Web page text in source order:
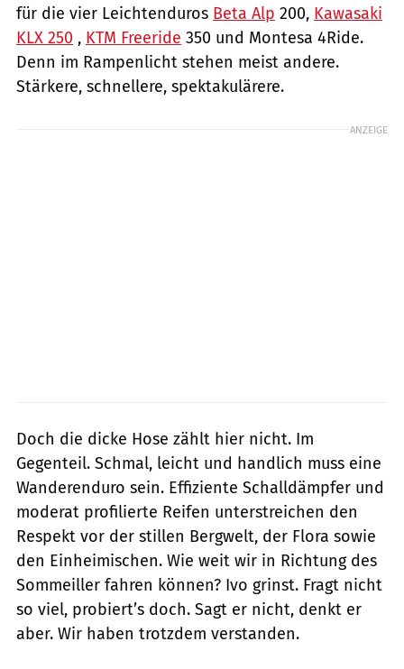
für die vier Leichtenduros Beta Alp 200, Kawasaki
KLX 250 , KTM Freeride 350 und Montesa 4Ride.
Denn im Rampenlicht stehen meist andere.
Stärkere, schnellere, spektakulärere.
ANZEIGE
Doch die dicke Hose zählt hier nicht. Im
Gegenteil. Schmal, leicht und handlich muss eine
Wanderenduro sein. Effiziente Schalldämpfer und
moderat profilierte Reifen unterstreichen den
Respekt vor der stillen Bergwelt, der Flora sowie
den Einheimischen. Wie weit wir in Richtung des
Sommeiller fahren können? Ivo grinst. Fragt nicht
so viel, probiert’s doch. Sagt er nicht, denkt er
aber. Wir haben trotzdem verstanden.